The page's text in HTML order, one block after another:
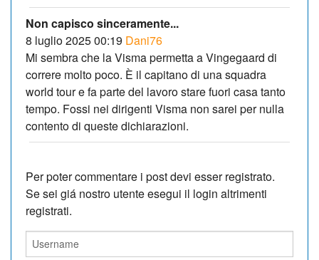
Non capisco sinceramente...
8 luglio 2025 00:19 Dani76
Mi sembra che la Visma permetta a Vingegaard di
correre molto poco. È il capitano di una squadra
world tour e fa parte del lavoro stare fuori casa tanto
tempo. Fossi nei dirigenti Visma non sarei per nulla
contento di queste dichiarazioni.
Per poter commentare i post devi esser registrato.
Se sei giá nostro utente esegui il login altrimenti
registrati.